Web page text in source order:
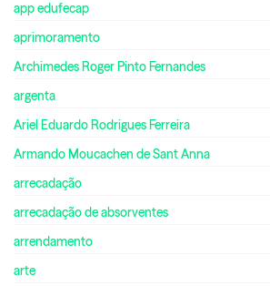
app edufecap
aprimoramento
Archimedes Roger Pinto Fernandes
argenta
Ariel Eduardo Rodrigues Ferreira
Armando Moucachen de Sant Anna
arrecadação
arrecadação de absorventes
arrendamento
arte